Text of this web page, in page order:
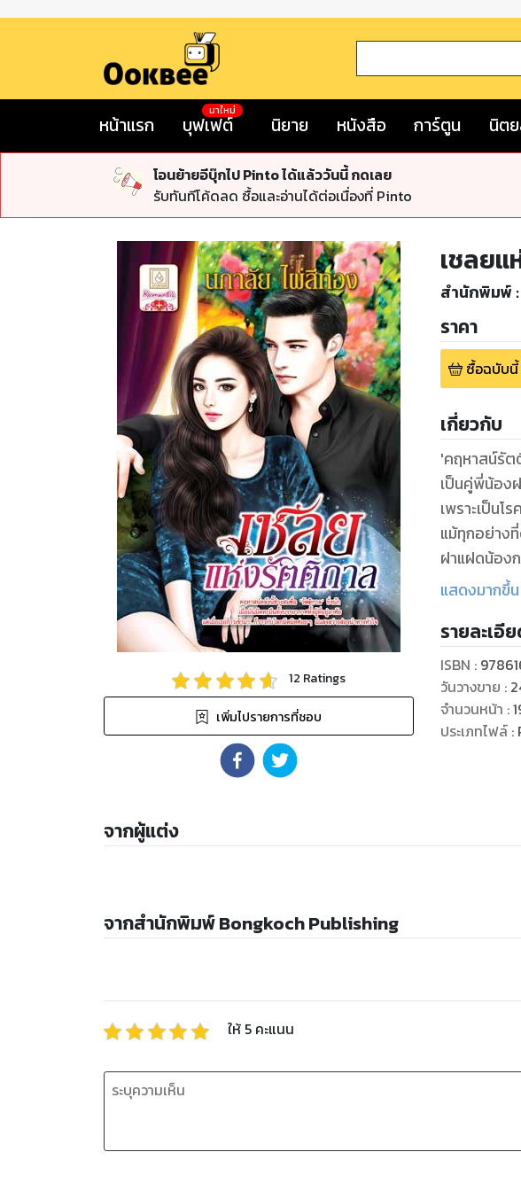
หน้าแรก บุฟเฟต์
มาใหม่
นิยาย หนังสือ การ์ตูน นิต
โอนย้ายอีบุ๊กไป Pinto ได้แล้ววันนี้ กดเลย
รับทันทีโค้ดลด ซื้อและอ่านได้ต่อเนื่องที่ Pinto
12 Ratings
เพิ่มไปรายการที่ชอบ
เชลย
สำนักพิมพ์ :
ราคา
ซื้อฉบับนี้
เกี่ยวกับ
'คฤหาสน์รัต
เป็นคู่พี่น้อง
เพราะเป็น
แม้ทุกอย่าง
ฝาแฝดน้อง
ทันรู้หล่อนก็
แสดงมากขึ้น
รายละเอี
ISBN :
วันวางขาย :
จำนวนหน้า :
ประเภทไฟล์:
จากผู้แต่ง
จากสำนักพิมพ์ Bongkoch Publishing
ให้ 5 คะแนน